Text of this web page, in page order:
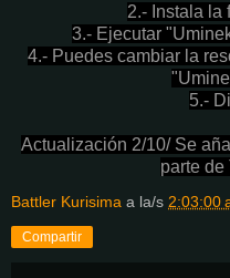
2.- Instala la
3.- Ejecutar
4.- Puedes cambiar la
5.-
Actualización 2/10/ Se
parte de
Battler Kurisima a la/s 2:03:00
Compartir